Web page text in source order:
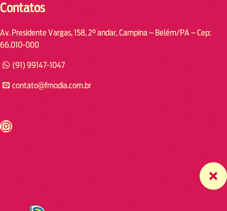
Contatos
Av. Presidente Vargas, 158, 2° andar, Campina – Belém/PA – Cep:
66.010-000
(91) 99147-1047
contato@fmodia.com.br
https://www.instagram.com/fmodia.cabofrio/